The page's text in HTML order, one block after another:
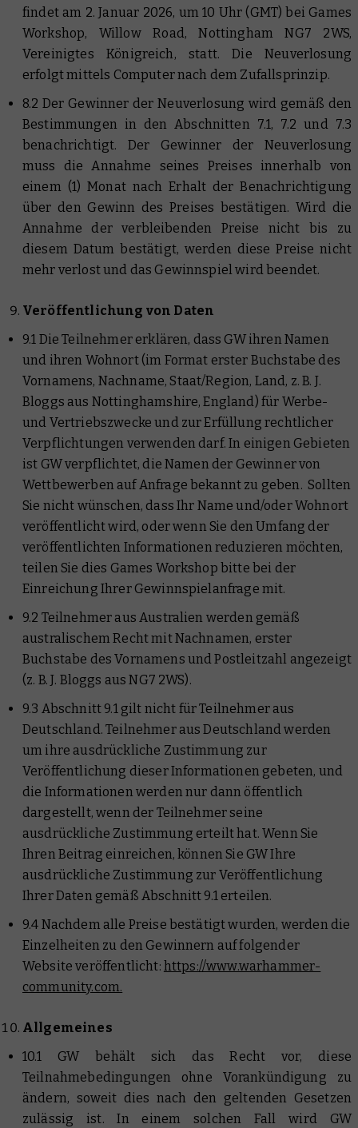
findet am 2. Januar 2026, um 10 Uhr (GMT) bei Games
Workshop, Willow Road, Nottingham NG7 2WS,
Vereinigtes Königreich, statt. Die Neuverlosung
erfolgt mittels Computer nach dem Zufallsprinzip.
8.2 Der Gewinner der Neuverlosung wird gemäß den
Bestimmungen in den Abschnitten 7.1, 7.2 und 7.3
benachrichtigt. Der Gewinner der Neuverlosung
muss die Annahme seines Preises innerhalb von
einem (1) Monat nach Erhalt der Benachrichtigung
über den Gewinn des Preises bestätigen. Wird die
Annahme der verbleibenden Preise nicht bis zu
diesem Datum bestätigt, werden diese Preise nicht
mehr verlost und das Gewinnspiel wird beendet.
Veröffentlichung von Daten
9.1 Die Teilnehmer erklären, dass GW ihren Namen
und ihren Wohnort (im Format erster Buchstabe des
Vornamens, Nachname, Staat/Region, Land, z. B. J.
Bloggs aus Nottinghamshire, England) für Werbe-
und Vertriebszwecke und zur Erfüllung rechtlicher
Verpflichtungen verwenden darf. In einigen Gebieten
ist GW verpflichtet, die Namen der Gewinner von
Wettbewerben auf Anfrage bekannt zu geben. Sollten
Sie nicht wünschen, dass Ihr Name und/oder Wohnort
veröffentlicht wird, oder wenn Sie den Umfang der
veröffentlichten Informationen reduzieren möchten,
teilen Sie dies Games Workshop bitte bei der
Einreichung Ihrer Gewinnspielanfrage mit.
9.2 Teilnehmer aus Australien werden gemäß
australischem Recht mit Nachnamen, erster
Buchstabe des Vornamens und Postleitzahl angezeigt
(z. B. J. Bloggs aus NG7 2WS).
9.3 Abschnitt 9.1 gilt nicht für Teilnehmer aus
Deutschland. Teilnehmer aus Deutschland werden
um ihre ausdrückliche Zustimmung zur
Veröffentlichung dieser Informationen gebeten, und
die Informationen werden nur dann öffentlich
dargestellt, wenn der Teilnehmer seine
ausdrückliche Zustimmung erteilt hat. Wenn Sie
Ihren Beitrag einreichen, können Sie GW Ihre
ausdrückliche Zustimmung zur Veröffentlichung
Ihrer Daten gemäß Abschnitt 9.1 erteilen.
9.4 Nachdem alle Preise bestätigt wurden, werden die
Einzelheiten zu den Gewinnern auf folgender
Website veröffentlicht: https://www.warhammer-
community.com.
Allgemeines
10.1 GW behält sich das Recht vor, diese
Teilnahmebedingungen ohne Vorankündigung zu
ändern, soweit dies nach den geltenden Gesetzen
zulässig ist. In einem solchen Fall wird GW